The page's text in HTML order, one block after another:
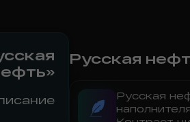
Русская
Русская